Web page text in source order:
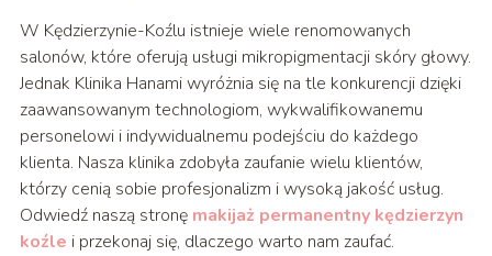
W Kędzierzynie-Koźlu istnieje wiele renomowanych
salonów, które oferują usługi mikropigmentacji skóry głowy.
Jednak Klinika Hanami wyróżnia się na tle konkurencji dzięki
zaawansowanym technologiom, wykwalifikowanemu
personelowi i indywidualnemu podejściu do każdego
klienta. Nasza klinika zdobyła zaufanie wielu klientów,
którzy cenią sobie profesjonalizm i wysoką jakość usług.
Odwiedź naszą stronę makijaż permanentny kędzierzyn
koźle i przekonaj się, dlaczego warto nam zaufać.